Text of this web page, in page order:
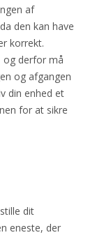
af
den kan have
korrekt.
og derfor må
og afgangen
din enhed et
for at sikre
dit
eneste, der